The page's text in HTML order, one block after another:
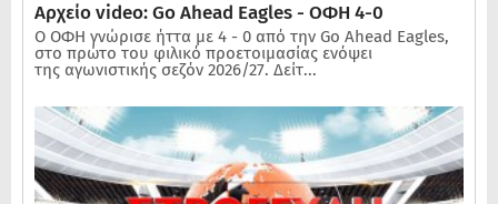
Αρχείο video: Go Ahead Eagles - ΟΦΗ 4-0
Ο ΟΦΗ γνώρισε ήττα με 4 - 0 από την Go Ahead Eagles,
στο πρώτο του φιλικό προετοιμασίας ενόψει
της αγωνιστικής σεζόν 2026/27. Δείτ...